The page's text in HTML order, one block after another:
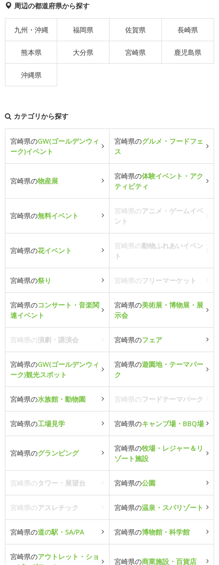
周辺の都道府県から探す
九州・沖縄 福岡県 佐賀県 長崎県
熊本県 大分県 宮崎県 鹿児島県
沖縄県
カテゴリから探す
宮崎県のGW(ゴールデンウィ
ーク)イベント
宮崎県のグルメ・フードフェ
ス
宮崎県の物産展
宮崎県の体験イベント・アク
ティビティ
宮崎県の無料イベント
宮崎県のアニメ・ゲームイベ
ント
宮崎県の花イベント
宮崎県の動物ふれあいイベン
ト
宮崎県の祭り 宮崎県のフリーマーケット
宮崎県のコンサート・音楽関
連イベント
宮崎県の美術展・博物展・展
示会
宮崎県の演劇・講演会 宮崎県のフェア
宮崎県のGW(ゴールデンウィ
ーク)観光スポット
宮崎県の遊園地・テーマパー
ク
宮崎県の水族館・動物園 宮崎県のフードテーマパーク
宮崎県の工場見学 宮崎県のキャンプ場・BBQ場
宮崎県のグランピング
宮崎県の牧場・レジャー＆リ
ゾート施設
宮崎県のタワー・展望台 宮崎県の公園
宮崎県のアスレチック 宮崎県の温泉・スパリゾート
宮崎県の道の駅・SA/PA 宮崎県の博物館・科学館
宮崎県のアウトレット・ショ
宮崎県の商業施設・百貨店